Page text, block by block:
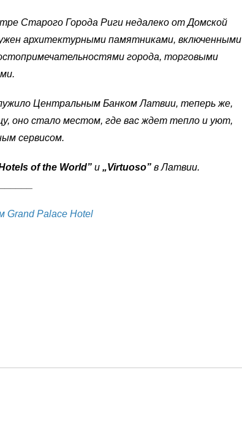
Старого Города Риги недалеко от Домской
архитектурными памятниками, включенными
города, торговыми
Центральным Банком Латвии, теперь же,
оно стало местом, где вас ждет тепло и уют,
сервисом.
of the World” и „Virtuoso” в Латвии.
Grand Palace Hotel